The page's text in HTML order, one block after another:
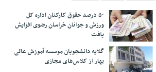
۵۰ درصد حقوق کارکنان اداره کل
ورزش و جوانان خراسان رضوی افزایش
یافت
گلایه دانشجویان موسسه آموزش عالی
بهار از کلاس‌های مجازی